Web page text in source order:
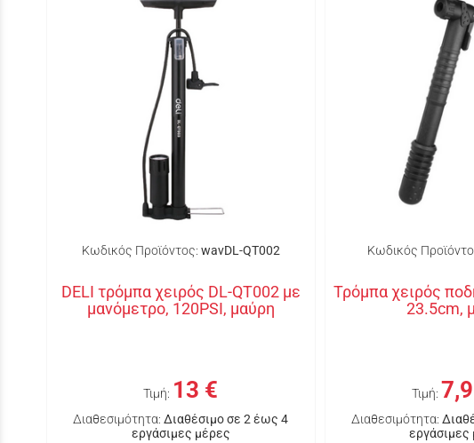
Κωδικός Προϊόντος: wavDL-QT002
DELI τρόμπα χειρός DL-QT002 με
μανόμετρο, 120PSI, μαύρη
Τιμή: 13 €
Διαθεσιμότητα: Διαθέσιμο σε 2 έως 4
εργάσιμες μέρες
Κωδικός
Τρόμπα χειρός
23.5cm,
Τιμή:
Διαθεσιμότητα:
εργάσιμες